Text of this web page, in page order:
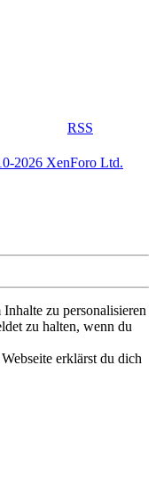
RSS
2026 XenForo Ltd.
zu personalisieren
zu halten, wenn du
erklärst du dich